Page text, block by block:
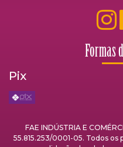
Formas
Pix
FAE INDÚSTRIA E
55.815.253/0001-05. Todos